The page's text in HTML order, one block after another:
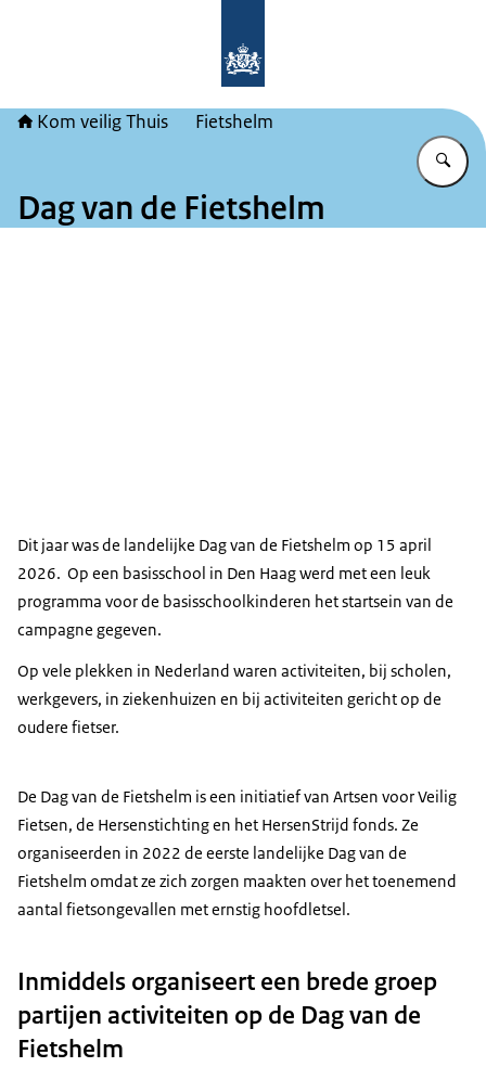
Kom veilig Thuis Fietshelm
Dag van de Fietshelm
Dit jaar was de landelijke Dag van de Fietshelm op 15 april
2026. Op een basisschool in Den Haag werd met een leuk
programma voor de basisschoolkinderen het startsein van de
campagne gegeven.
Op vele plekken in Nederland waren activiteiten, bij scholen,
werkgevers, in ziekenhuizen en bij activiteiten gericht op de
oudere fietser.
De Dag van de Fietshelm is een initiatief van Artsen voor Veilig
Fietsen, de Hersenstichting en het HersenStrijd fonds. Ze
organiseerden in 2022 de eerste landelijke Dag van de
Fietshelm omdat ze zich zorgen maakten over het toenemend
aantal fietsongevallen met ernstig hoofdletsel.
Inmiddels organiseert een brede groep
partijen activiteiten op de Dag van de
Fietshelm